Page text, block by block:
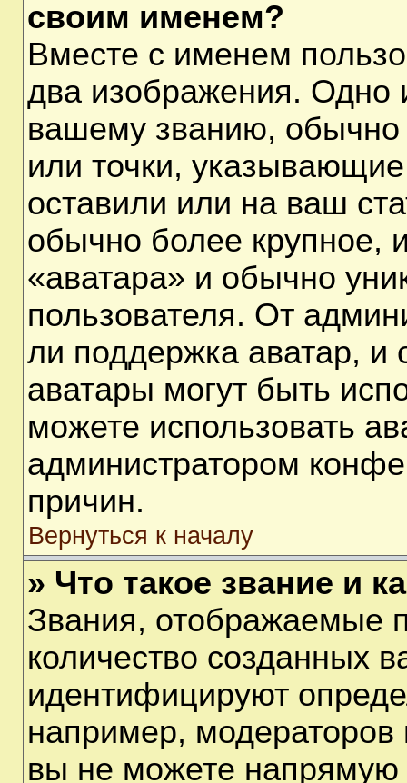
своим именем?
Вместе с именем
два изображения. Одно
вашему званию, обычно
или точки,
оставили или на ваш
обычно более крупное,
«аватара» и обычно
пользователя. От
ли поддержка аватар, и
аватары могут быть
можете использовать
администратором
причин.
Вернуться к началу
» Что такое звание и
Звания, отображаемые
количество созданных
идентифицируют
например,
вы не можете напрямую